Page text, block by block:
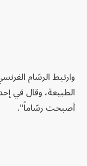
وارتبط الرسّام
الطبيعة، وقال في
أصبحت رسّاماً".